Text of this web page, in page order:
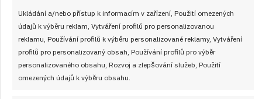
Ukládání a/nebo přístup k informacím v zařízení, Použití omezených
údajů k výběru reklam, Vytváření profilů pro personalizovanou
reklamu, Používání profilů k výběru personalizované reklamy, Vytváření
profilů pro personalizovaný obsah, Používání profilů pro výběr
personalizovaného obsahu, Rozvoj a zlepšování služeb, Použití
omezených údajů k výběru obsahu.